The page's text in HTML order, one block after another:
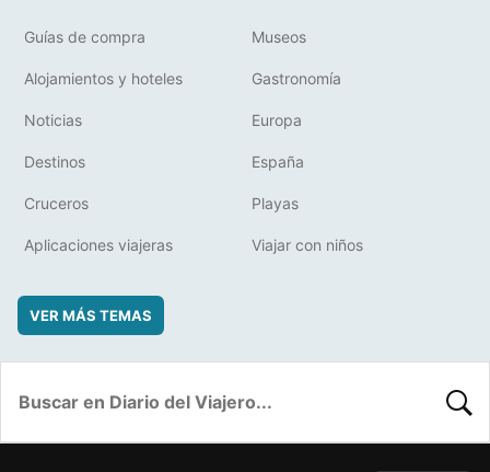
Guías de compra Museos
Alojamientos y hoteles Gastronomía
Noticias Europa
Destinos España
Cruceros Playas
Aplicaciones viajeras Viajar con niños
VER MÁS TEMAS